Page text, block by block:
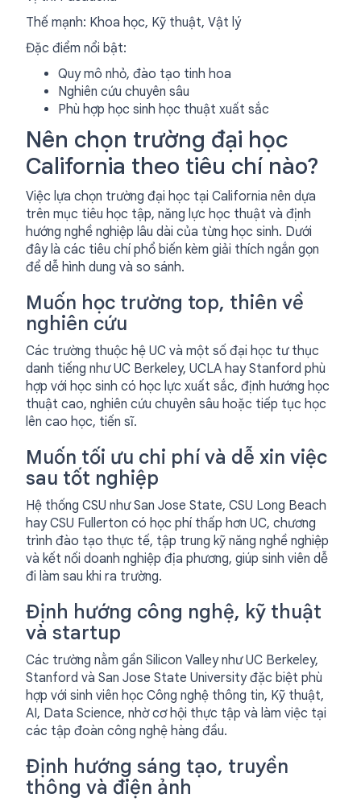
Thế mạnh: Khoa học, Kỹ thuật, Vật lý
Đặc điểm nổi bật:
Quy mô nhỏ, đào tạo tinh hoa
Nghiên cứu chuyên sâu
Phù hợp học sinh học thuật xuất sắc
Nên chọn trường đại học
California theo tiêu chí nào?
Việc lựa chọn trường đại học tại California nên dựa
trên mục tiêu học tập, năng lực học thuật và định
hướng nghề nghiệp lâu dài của từng học sinh. Dưới
đây là các tiêu chí phổ biến kèm giải thích ngắn gọn
để dễ hình dung và so sánh.
Muốn học trường top, thiên về
nghiên cứu
Các trường thuộc hệ UC và một số đại học tư thục
danh tiếng như UC Berkeley, UCLA hay Stanford phù
hợp với học sinh có học lực xuất sắc, định hướng học
thuật cao, nghiên cứu chuyên sâu hoặc tiếp tục học
lên cao học, tiến sĩ.
Muốn tối ưu chi phí và dễ xin việc
sau tốt nghiệp
Hệ thống CSU như San Jose State, CSU Long Beach
hay CSU Fullerton có học phí thấp hơn UC, chương
trình đào tạo thực tế, tập trung kỹ năng nghề nghiệp
và kết nối doanh nghiệp địa phương, giúp sinh viên dễ
đi làm sau khi ra trường.
Định hướng công nghệ, kỹ thuật
và startup
Các trường nằm gần Silicon Valley như UC Berkeley,
Stanford và San Jose State University đặc biệt phù
hợp với sinh viên học Công nghệ thông tin, Kỹ thuật,
AI, Data Science, nhờ cơ hội thực tập và làm việc tại
các tập đoàn công nghệ hàng đầu.
Định hướng sáng tạo, truyền
thông và điện ảnh